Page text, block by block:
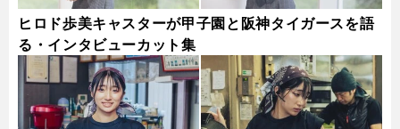
ヒロド歩美キャスターが甲子園と阪神タイガースを語
る・インタビューカット集